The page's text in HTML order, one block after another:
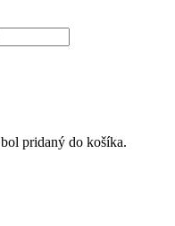
bol pridaný do košíka.